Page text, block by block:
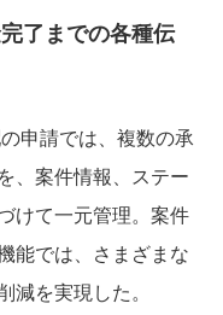
了までの各種伝
申請では、複数の承
、案件情報、ステー
けて一元管理。案件
能では、さまざまな
を実現した。